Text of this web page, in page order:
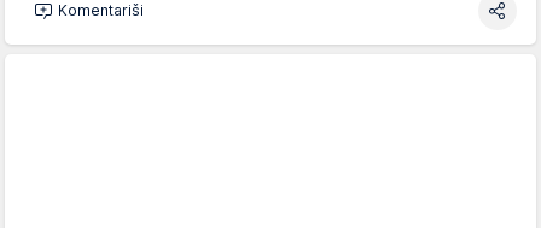
Komentariši